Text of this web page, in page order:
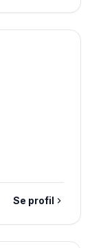
Se profil